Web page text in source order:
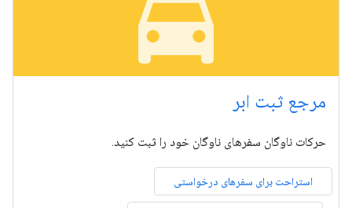
local_taxi
مرجع ثبت ابر
حرکات ناوگان سفرهای ناوگان خود را ثبت کنید.
استراحت برای سفرهای درخواستی